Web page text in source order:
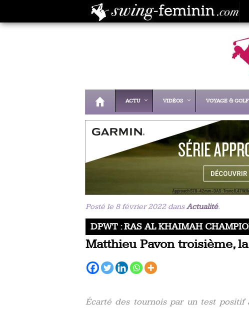
ACTU VIDÉOS VOYAGE & GOLF
Posté le 8 février 2022 dansActualité.
DPWT : RAS AL KHAIMAH
Matthieu Pavon troisième,
Écarté des tournois par un test positif